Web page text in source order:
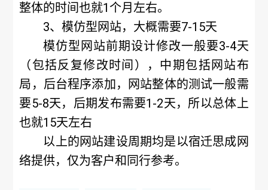
整体的时间也就1个月左右。
3、模仿型网站，大概需要7-15天
模仿型网站前期设计修改一般要3-4天
（包括反复修改时间），中期包括网站布
局，后台程序添加，网站整体的测试一般需
要5-8天，后期发布需要1-2天，所以总体上
也就15天左右
以上的网站建设周期均是以宿迁思成网
络提供，仅为客户和同行参考。